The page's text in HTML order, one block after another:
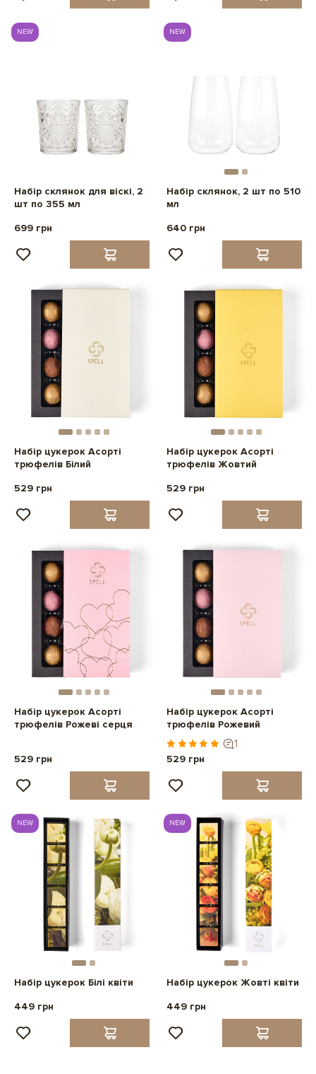
NEW
Набір склянок для віскі, 2
шт по 355 мл
699 грн
NEW
Набір склянок, 2 шт по 510
мл
640 грн
Набір цукерок Асорті
трюфелів Білий
529 грн
Набір цукерок Асорті
трюфелів Жовтий
529 грн
Набір цукерок Асорті
трюфелів Рожеві серця
529 грн
Набір цукерок Асорті
трюфелів Рожевий
1
529 грн
NEW
Набір цукерок Білі квіти
449 грн
NEW
Набір цукерок Жовті квіти
449 грн